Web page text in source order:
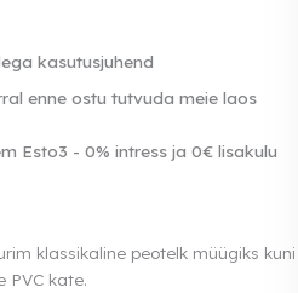
kasutusjuhend
enne ostu tutvuda meie laos
Esto3 - 0% intress ja 0€ lisakulu
klassikaline peotelk müügiks kuni
PVC kate.